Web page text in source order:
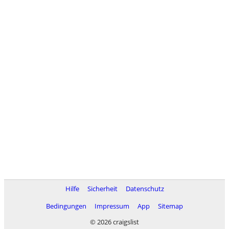
Hilfe Sicherheit
Datenschutz
Bedingungen
Impressum App
Sitemap
© 2026 craigslist